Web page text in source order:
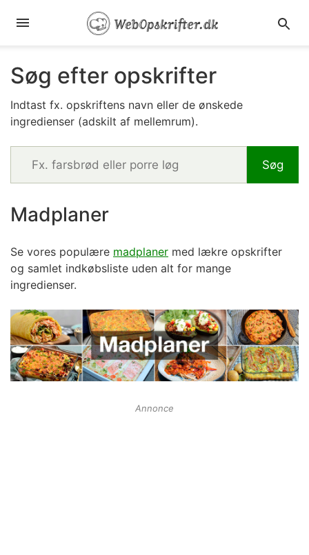
Søg efter opskrifter
Indtast fx. opskriftens navn eller de ønskede
ingredienser (adskilt af mellemrum).
Madplaner
Se vores populære madplaner med lækre opskrifter
og samlet indkøbsliste uden alt for mange
ingredienser.
Annonce